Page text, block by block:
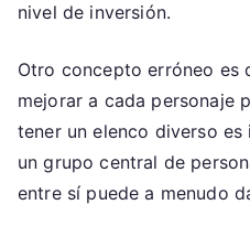
nivel de inversión.
Otro concepto erróneo es
mejorar a cada personaje
tener un elenco diverso
un grupo central de
entre sí puede a menudo